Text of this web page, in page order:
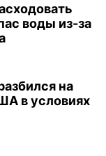
воды из-за
на
в условиях